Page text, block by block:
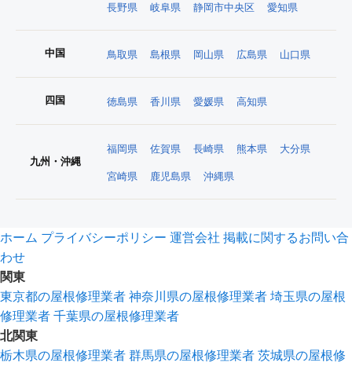
長野県 岐阜県 静岡市中央区 愛知県
中国 鳥取県 島根県 岡山県 広島県 山口県
四国 徳島県 香川県 愛媛県 高知県
九州・沖縄
福岡県 佐賀県 長崎県 熊本県 大分県
宮崎県 鹿児島県 沖縄県
ホーム プライバシーポリシー 運営会社 掲載に関するお問い合
わせ
関東
東京都の屋根修理業者 神奈川県の屋根修理業者 埼玉県の屋根
修理業者 千葉県の屋根修理業者
北関東
栃木県の屋根修理業者 群馬県の屋根修理業者 茨城県の屋根修